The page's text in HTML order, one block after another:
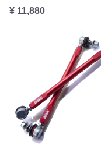
¥ 11,880